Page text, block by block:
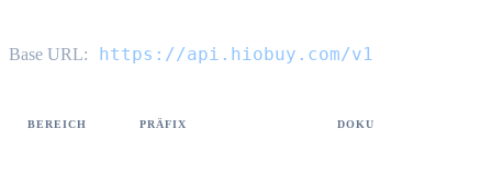
Base URL: https://api.hiobuy.com/v1
BEREICH PRÄFIX DOKU